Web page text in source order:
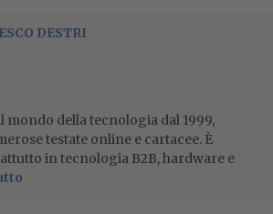
DESTRI
mondo della tecnologia dal 1999,
testate online e cartacee. È
in tecnologia B2B, hardware e